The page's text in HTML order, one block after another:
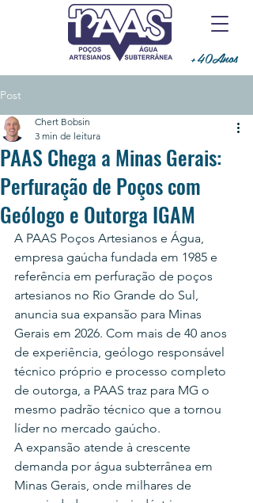
+40Anos
Post
PAAS Chega a Minas Gerais:
Perfuração de Poços com
Geólogo e Outorga IGAM
Chert Bobsin
3 min de leitura
A PAAS Poços Artesianos e Água,
empresa gaúcha fundada em 1985 e
referência em perfuração de poços
artesianos no Rio Grande do Sul,
anuncia sua expansão para Minas
Gerais em 2026. Com mais de 40 anos
de experiência, geólogo responsável
técnico próprio e processo completo
de outorga, a PAAS traz para MG o
mesmo padrão técnico que a tornou
líder no mercado gaúcho.
A expansão atende à crescente
demanda por água subterrânea em
Minas Gerais, onde milhares de